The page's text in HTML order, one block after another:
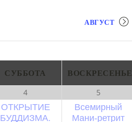
АВГУСТ
СУББОТА ВОСКРЕСЕНЬЕ
4
ОТКРЫТИЕ
БУДДИЗМА.
5
Всемирный
Мани-ретрит